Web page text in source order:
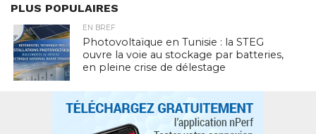
PLUS POPULAIRES
EN BREF
Photovoltaïque en Tunisie : la STEG
ouvre la voie au stockage par batteries,
en pleine crise de délestage